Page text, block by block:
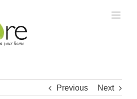
Previous Next